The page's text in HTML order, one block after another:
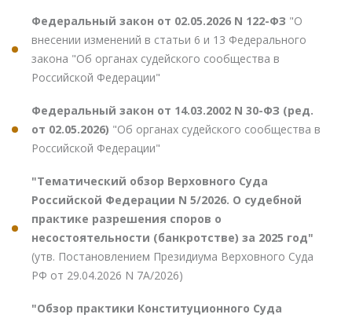
Федеральный закон от 02.05.2026 N 122-ФЗ "О
внесении изменений в статьи 6 и 13 Федерального
закона "Об органах судейского сообщества в
Российской Федерации"
Федеральный закон от 14.03.2002 N 30-ФЗ (ред.
от 02.05.2026) "Об органах судейского сообщества в
Российской Федерации"
"Тематический обзор Верховного Суда
Российской Федерации N 5/2026. О судебной
практике разрешения споров о
несостоятельности (банкротстве) за 2025 год"
(утв. Постановлением Президиума Верховного Суда
РФ от 29.04.2026 N 7А/2026)
"Обзор практики Конституционного Суда